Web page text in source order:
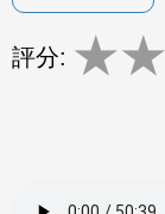
評分: ★★